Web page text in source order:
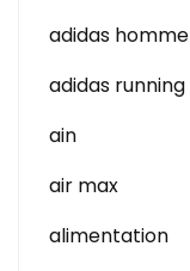
adidas homme
adidas running
ain
air max
alimentation